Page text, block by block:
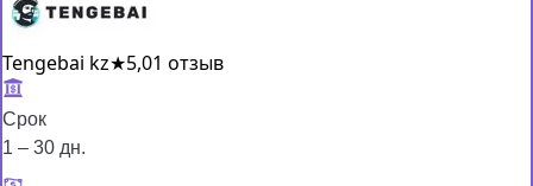
Tengebai kz★5,01 отзыв
Срок
1 – 30 дн.